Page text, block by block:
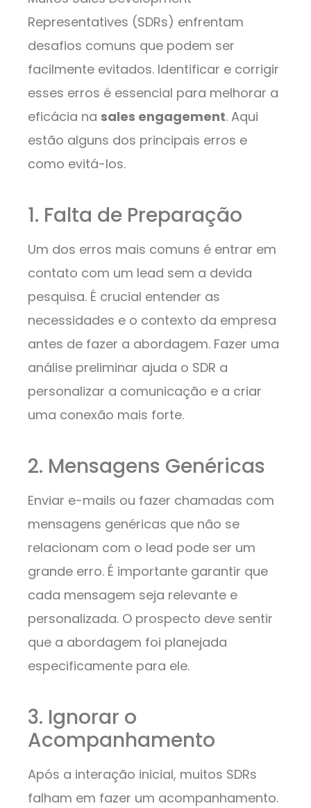
Representatives (SDRs) enfrentam
desafios comuns que podem ser
facilmente evitados. Identificar e corrigir
esses erros é essencial para melhorar a
eficácia na sales engagement. Aqui
estão alguns dos principais erros e
como evitá-los.
1. Falta de Preparação
Um dos erros mais comuns é entrar em
contato com um lead sem a devida
pesquisa. É crucial entender as
necessidades e o contexto da empresa
antes de fazer a abordagem. Fazer uma
análise preliminar ajuda o SDR a
personalizar a comunicação e a criar
uma conexão mais forte.
2. Mensagens Genéricas
Enviar e-mails ou fazer chamadas com
mensagens genéricas que não se
relacionam com o lead pode ser um
grande erro. É importante garantir que
cada mensagem seja relevante e
personalizada. O prospecto deve sentir
que a abordagem foi planejada
especificamente para ele.
3. Ignorar o
Acompanhamento
Após a interação inicial, muitos SDRs
falham em fazer um acompanhamento.